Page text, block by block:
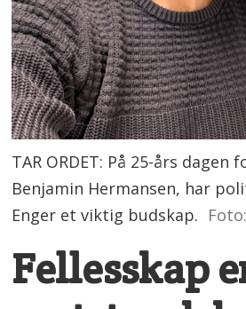
TAR ORDET: På 25-års dagen
Benjamin Hermansen, har
Enger et viktig budskap.
Fellesskap